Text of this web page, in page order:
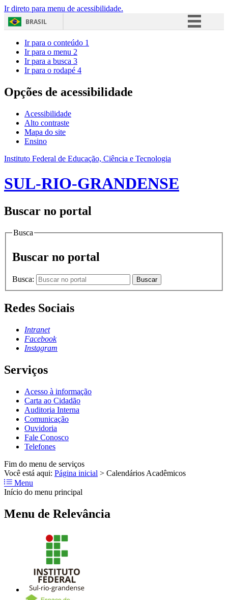
Ir direto para menu de acessibilidade.
BRASIL
Acesso à informação
Ir para o conteúdo 1
Ir para o menu 2
Ir para a busca 3
Ir para o rodapé 4
Opções de acessibilidade
Acessibilidade
Alto contraste
Mapa do site
Ensino
Instituto Federal de Educação, Ciência e Tecnologia
SUL-RIO-GRANDENSE
Buscar no portal
Busca
Buscar no portal
Busca: Buscar
Redes Sociais
Intranet
Facebook
Instagram
Serviços
Acesso à informação
Carta ao Cidadão
Auditoria Interna
Comunicação
Ouvidoria
Fale Conosco
Telefones
Fim do menu de serviços
Você está aqui: Página inicial > Calendários Acadêmicos
Menu
Início do menu principal
Menu de Relevância